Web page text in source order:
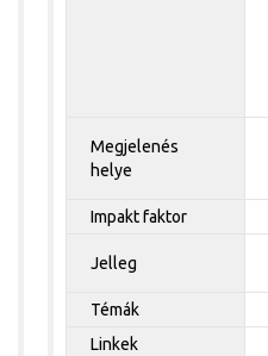
Megjelenés
helye
Impakt faktor
Jelleg
Témák
Linkek